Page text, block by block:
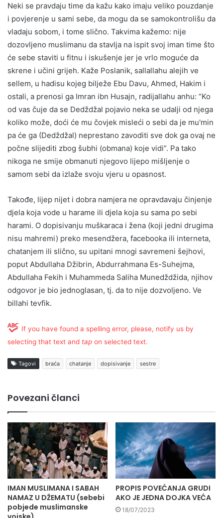
Neki se pravdaju time da kažu kako imaju veliko pouzdanje
i povjerenje u sami sebe, da mogu da se samokontrolišu da
vladaju sobom, i tome slično. Takvima kažemo: nije
dozovljeno muslimanu da stavlja na ispit svoj iman time što
će sebe staviti u fitnu i iskušenje jer je vrlo moguće da
skrene i učini grijeh. Kaže Poslanik, sallallahu alejih ve
sellem, u hadisu kojeg bilježe Ebu Davu, Ahmed, Hakim i
ostali, a prenosi ga Imran ibn Husajn, radijallahu anhu: “Ko
od vas čuje da se Dedždžal pojavio neka se udalji od njega
koliko može, doći će mu čovjek misleći o sebi da je mu'min
pa će ga (Dedždžal) neprestano zavoditi sve dok ga ovaj ne
počne slijediti zbog šubhi (obmana) koje vidi”. Pa tako
nikoga ne smije obmanuti njegovo lijepo mišljenje o
samom sebi da izlaže svoju vjeru u opasnost.
Takođe, lijep nijet i dobra namjera ne opravdavaju činjenje
djela koja vode u harame ili djela koja su sama po sebi
harami. O dopisivanju muškaraca i žena (koji jedni drugima
nisu mahremi) preko mesendžera, facebooka ili interneta,
chatanjem ili slično, su upitani mnogi savremeni šejhovi,
poput Abdullaha Džibrin, Abdurrahmana Es-Suhejma,
Abdullaha Fekih i Muhammeda Saliha Munedždžida, njihov
odgovor je bio jednoglasan, tj. da to nije dozvoljeno. Ve
billahi tevfik.
If you have found a spelling error, please, notify us by
selecting that text and tap on selected text.
Tagovi braća chatanje dopisivanje sestre
Povezani članci
IMAN MUSLIMANA I SABAH
NAMAZ U DŽEMATU (sebebi
pobjede muslimanske
PROPIS POVEĆANJA GRUDI
AKO JE JEDNA DOJKA VEĆA
18/07/2023